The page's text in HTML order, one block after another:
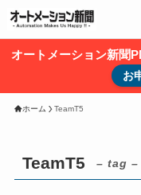
オートメーション新聞
お
ホーム TeamT5
TeamT5 – tag –